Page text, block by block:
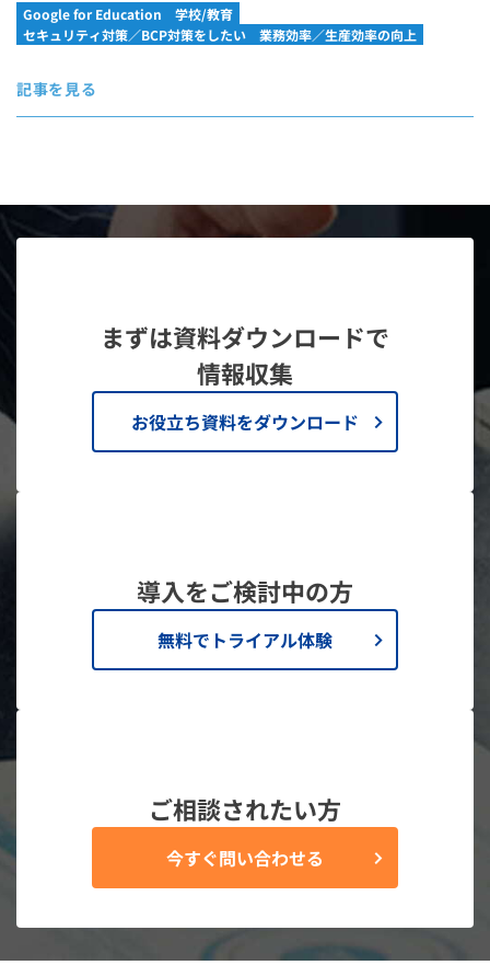
Google for Education
学校/教育
セキュリティ対策／BCP対策をしたい
業務効率／生産効率の向上
記事を見る
まずは資料ダウンロードで
情報収集
お役立ち資料をダウンロード
導入をご検討中の方
無料でトライアル体験
ご相談されたい方
今すぐ問い合わせる